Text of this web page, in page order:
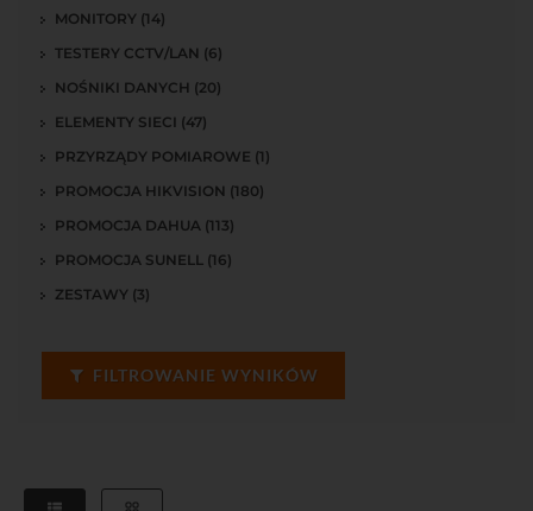
MONITORY (14)
TESTERY CCTV/LAN (6)
NOŚNIKI DANYCH (20)
ELEMENTY SIECI (47)
PRZYRZĄDY POMIAROWE (1)
PROMOCJA HIKVISION (180)
PROMOCJA DAHUA (113)
PROMOCJA SUNELL (16)
ZESTAWY (3)
FILTROWANIE WYNIKÓW